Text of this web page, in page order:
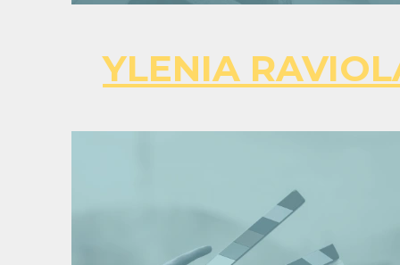
YLENIA